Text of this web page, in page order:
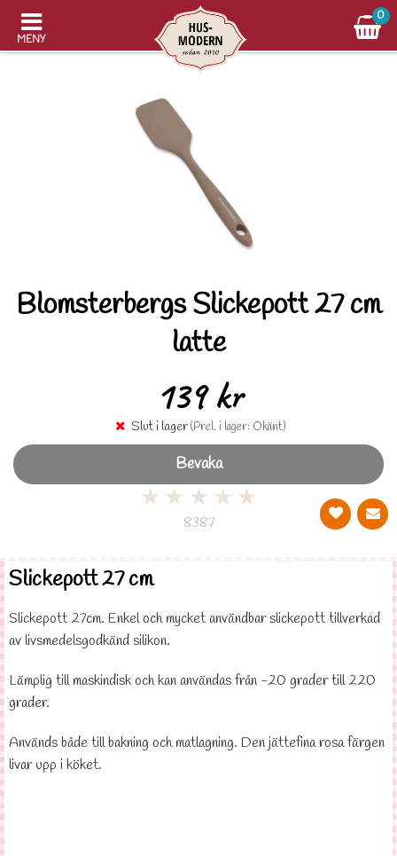
MENY
0
Blomsterbergs Slickepott 27 cm
latte
139 kr
Slut i lager(Prel. i lager: Okänt)
Bevaka
★ ★ ★ ★ ★
8387
Slickepott 27 cm
Slickepott 27cm. Enkel och mycket användbar slickepott tillverkad
av livsmedelsgodkänd silikon.
Lämplig till maskindisk och kan användas från -20 grader till 220
grader.
Används både till bakning och matlagning. Den jättefina rosa färgen
livar upp i köket.